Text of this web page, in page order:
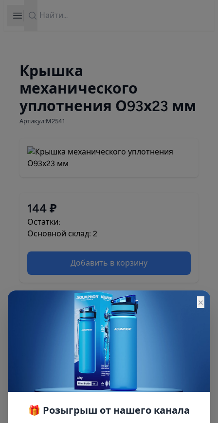
Open sidebar
Крышка
механического
уплотнения О93х23 мм
Артикул:М2541
144 ₽
Остатки:
Основной склад: 2
Добавить в корзину
Описание и характеристики смотрите на
×
🎁 Розыгрыш от нашего канала